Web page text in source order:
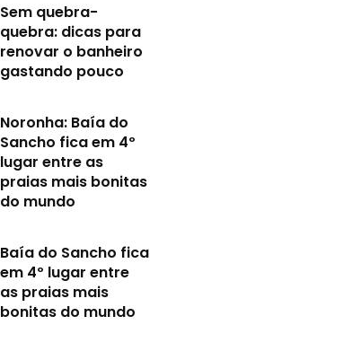
Sem quebra-
quebra: dicas para
renovar o banheiro
gastando pouco
Noronha: Baía do
Sancho fica em 4º
lugar entre as
praias mais bonitas
do mundo
Baía do Sancho fica
em 4º lugar entre
as praias mais
bonitas do mundo